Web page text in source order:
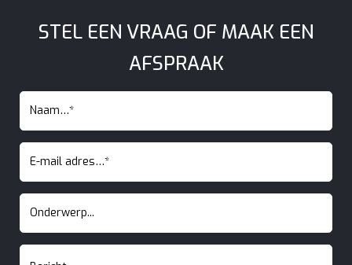
STEL EEN VRAAG OF MAAK EEN
AFSPRAAK